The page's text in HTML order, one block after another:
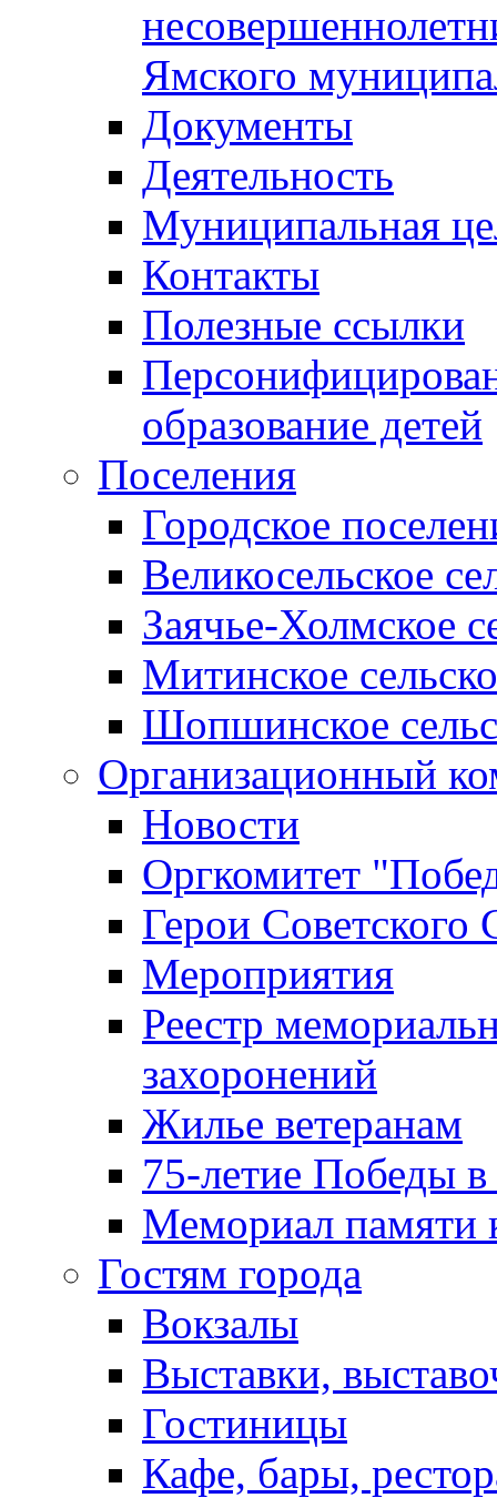
Ямского
Документы
Деятельность
Муниципальная
Контакты
Полезные ссылки
образование детей
Поселения
Городское
Великосельское
Заячье-Холмское
Митинское
Шопшинское
Организационный
Новости
Оргкомитет
Герои Советского
Мероприятия
Реестр
захоронений
Жилье ветеранам
75-летие Победы
Мемориал памяти
Гостям города
Вокзалы
Выставки,
Гостиницы
Кафе, бары,